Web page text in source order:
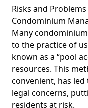
Risks and
Condominium
Many
to the practice of
known as a “pool
resources. This
convenient, has
legal concerns,
residents at risk.